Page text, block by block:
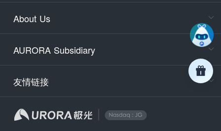
About Us
AURORA Subsidiary
友情链接
days)
9:30-
Email